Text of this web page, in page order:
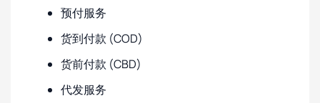
预付服务
货到付款 (COD)
货前付款 (CBD)
代发服务